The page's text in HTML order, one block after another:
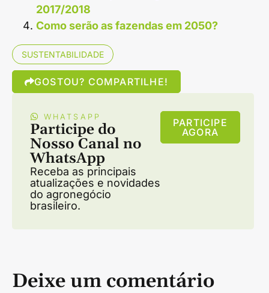
2017/2018
Como serão as fazendas em 2050?
SUSTENTABILIDADE
GOSTOU? COMPARTILHE!
WHATSAPP
Participe do
Nosso Canal no
WhatsApp
Receba as principais
atualizações e novidades
do agronegócio
brasileiro.
PARTICIPE
AGORA
Deixe um comentário